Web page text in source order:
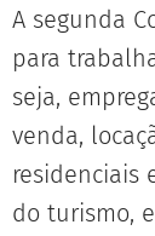
A segunda
para
seja,
venda,
residenciais
do turismo,